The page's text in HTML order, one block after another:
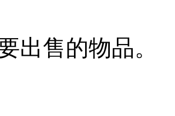
出售的物品。